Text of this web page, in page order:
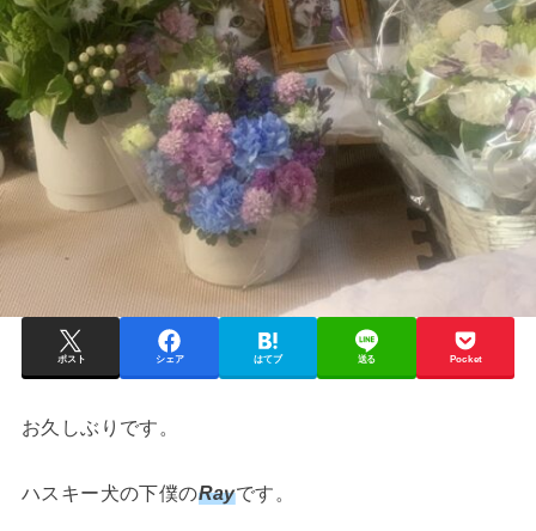
ポスト シェア はてブ 送る Pocket
お久しぶりです。
ハスキー犬の下僕のRayです。